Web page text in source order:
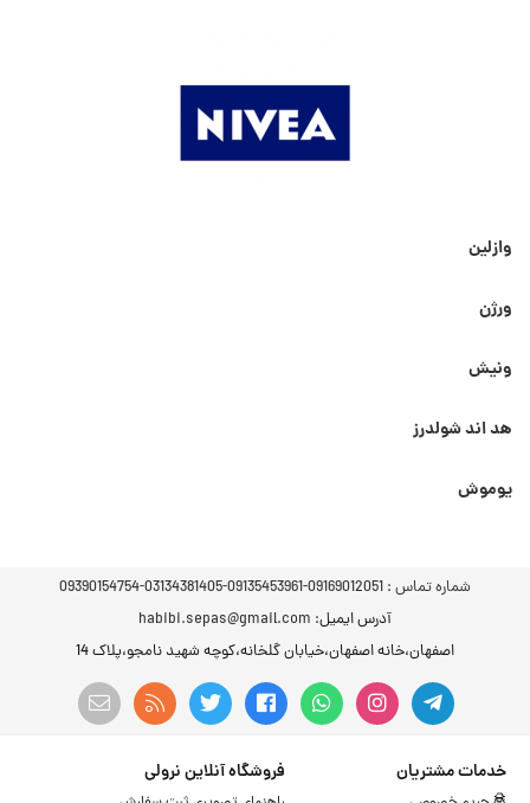
وازلین
ورژن
ونیش
هد اند شولدرز
یوموش
شماره تماس : 09169012051-09135453961-03134381405-09390154754
آدرس ایمیل: habibi.sepas@gmail.com
اصفهان،خانه اصفهان،خیابان گلخانه،کوچه شهید نامجو،پلاک 14
خدمات مشتریان فروشگاه آنلاین نرولی